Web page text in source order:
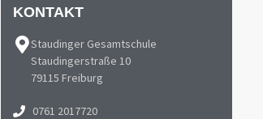
KONTAKT
Staudinger Gesamtschule
Staudingerstraße 10
79115 Freiburg
0761 2017720